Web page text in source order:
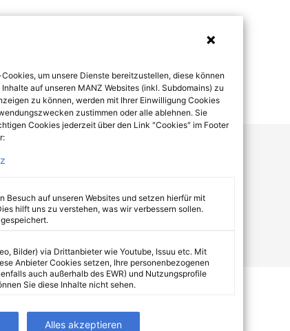
um unsere Dienste bereitzustellen, diese können
auf unseren MANZ Websites (inkl. Subdomains) zu
zu können, werden mit Ihrer Einwilligung Cookies
zustimmen oder alle ablehnen. Sie
Cookies jederzeit über den Link "Cookies" im Footer
Besuch auf unseren Websites und setzen hierfür mit
hilft uns zu verstehen, was wir verbessern sollen.
Bilder) via Drittanbieter wie Youtube, Issuu etc. Mit
Anbieter Cookies setzen, Ihre personenbezogenen
auch außerhalb des EWR) und Nutzungsprofile
Sie diese Inhalte nicht sehen.
Alles akzeptieren